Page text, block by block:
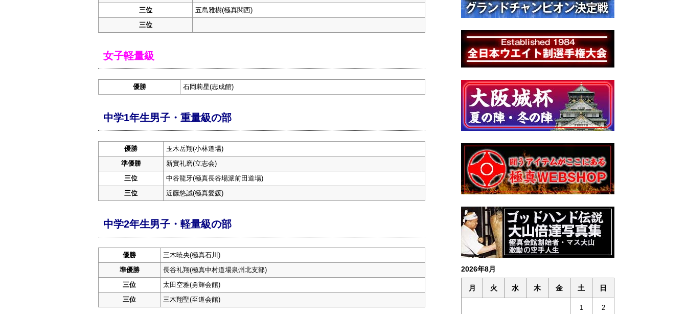
三位
五島雅樹(極真関西)
三位
女子軽量級
優勝 石岡莉星(志成館)
中学1年生男子・重量級の部
優勝
玉木岳翔(小林道場)
準優勝
新實礼磨(立志会)
三位
中谷龍牙(極真長谷場派前田道場)
三位
近藤悠誠(極真愛媛)
中学2年生男子・軽量級の部
優勝
三木暁央(極真石川)
準優勝
長谷礼翔(極真中村道場泉州北支部)
三位
太田空雅(勇輝会館)
三位
三木翔聖(至道会館)
2026年8月
月 火 水 木 金 土 日
1 2